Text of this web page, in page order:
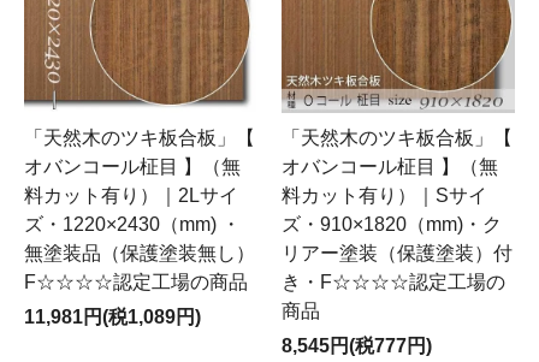
「天然木のツキ板合板」【
オバンコール柾目 】（無
料カット有り）｜2Lサイ
ズ・1220×2430（mm) ・
無塗装品（保護塗装無し）
F☆☆☆☆認定工場の商品
11,981円(税1,089円)
「天然木のツキ板合板」【
オバンコール柾目 】（無
料カット有り）｜Sサイ
ズ・910×1820（mm)・ク
リアー塗装（保護塗装）付
き・F☆☆☆☆認定工場の
商品
8,545円(税777円)